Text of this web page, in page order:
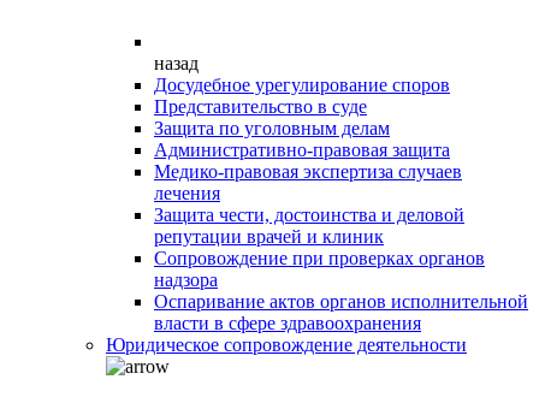
назад
Досудебное урегулирование споров
Представительство в суде
Защита по уголовным делам
Административно-правовая защита
Медико-правовая экспертиза случаев
лечения
Защита чести, достоинства и деловой
репутации врачей и клиник
Сопровождение при проверках органов
надзора
Оспаривание актов органов исполнительной
власти в сфере здравоохранения
Юридическое сопровождение деятельности